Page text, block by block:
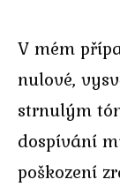
V mém
nulové,
strnulým
dospívání
poškození